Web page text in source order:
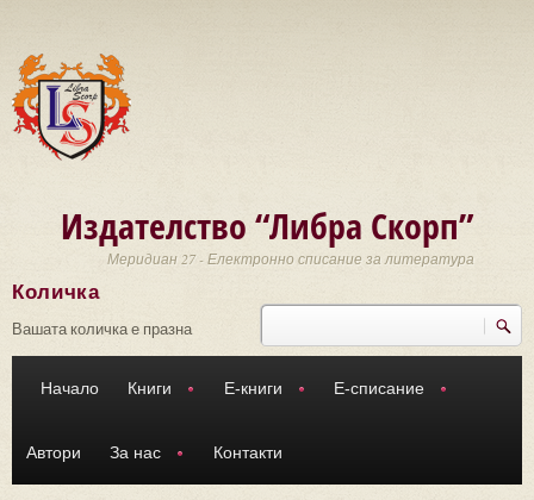
Издателство “Либра Скорп”
Меридиан 27 - Електронно списание за литература
Търси
Количка
Вашата количка е празна
Начало Книги Е-книги Е-списание
Автори За нас Контакти